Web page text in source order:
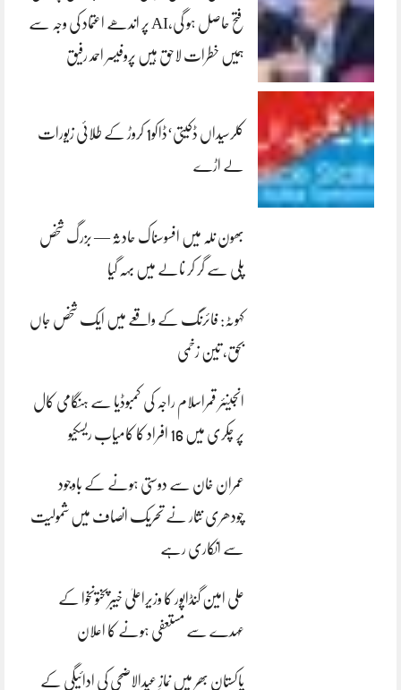
فتح حاصل ہو گی،AI پر اندھے اعتماد کی وجہ سے
ہمیں خطرات لاحق ہیں پروفیسر احمد رفیق
کلرسیداں ڈکیتی‘ڈاکو1 کروڑ کے طلائی زیورات
لے اڑے
بھون نلہ میں افسوسناک حادثہ — بزرگ شخص
پلی سے گر کر نالے میں بہہ گیا
کہوٹہ: فائرنگ کے واقعے میں ایک شخص جاں
بحق، تین زخمی
انجینئر قمراسلام راجہ کی کمبوڈیا سے ہنگامی کال
پر چکری میں 16 افراد کا کامیاب ریسکیو
عمران خان سے دوستی ہونے کے باوجود
چودھری نثار نے تحریک انصاف میں شمولیت
سے انکاری رہے
علی امین گنڈاپور کا وزیراعلیٰ خیبرپختونخوا کے
عہدے سے مستعفی ہونے کا اعلان
پاکستان بھر میں نمازِ عیدالاضحی کی ادائیگی کے